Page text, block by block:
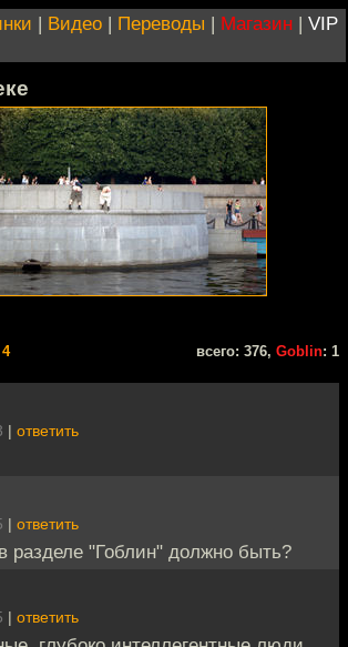
| Видео | Переводы | Магазин | VIP
4 всего: 376, Goblin: 1
| ответить
| ответить
разделе "Гоблин" должно быть?
| ответить